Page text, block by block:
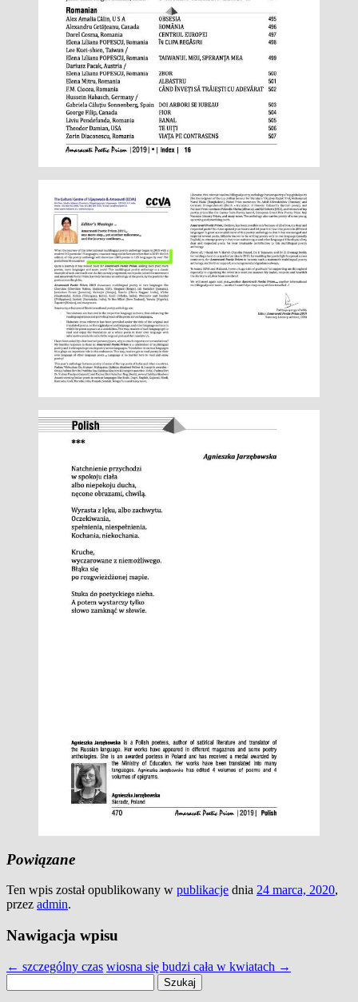
Powiązane
Ten wpis został opublikowany w publikacje dnia 24 marca, 2020,
przez admin.
Nawigacja wpisu
← szczególny czas wiosna się budzi cała w kwiatach →